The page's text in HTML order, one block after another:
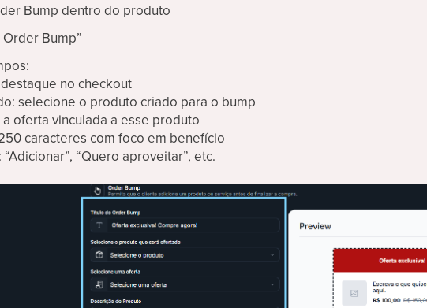
Bump dentro do produto
Bump”
no checkout
selecione o produto criado para o bump
oferta vinculada a esse produto
caracteres com foco em benefício
“Adicionar”, “Quero aproveitar”, etc.